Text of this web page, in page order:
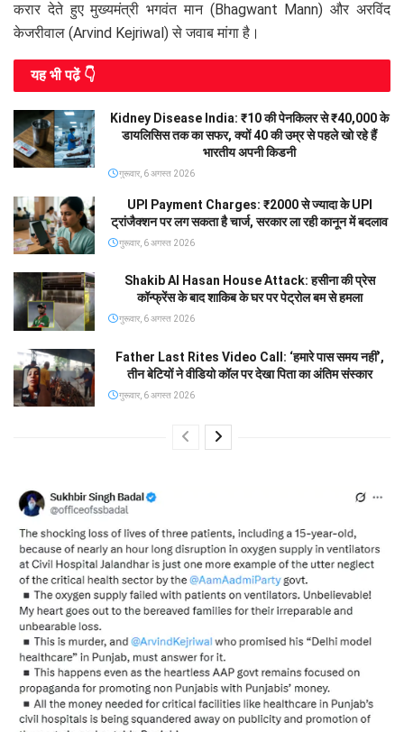
करार देते हुए मुख्यमंत्री भगवंत मान (Bhagwant Mann) और अरविंद
केजरीवाल (Arvind Kejriwal) से जवाब मांगा है।
यह भी पढे़ं 👇
Kidney Disease India: ₹10 की पेनकिलर से ₹40,000 के
डायलिसिस तक का सफर, क्यों 40 की उम्र से पहले खो रहे हैं
भारतीय अपनी किडनी
गुरूवार, 6 अगस्त 2026
UPI Payment Charges: ₹2000 से ज्यादा के UPI
ट्रांजैक्शन पर लग सकता है चार्ज, सरकार ला रही कानून में बदलाव
गुरूवार, 6 अगस्त 2026
Shakib Al Hasan House Attack: हसीना की प्रेस
कॉन्फ्रेंस के बाद शाकिब के घर पर पेट्रोल बम से हमला
गुरूवार, 6 अगस्त 2026
Father Last Rites Video Call: ‘हमारे पास समय नहीं’,
तीन बेटियों ने वीडियो कॉल पर देखा पिता का अंतिम संस्कार
गुरूवार, 6 अगस्त 2026